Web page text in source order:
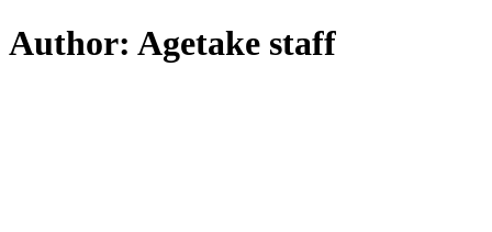
Author: Agetake staff